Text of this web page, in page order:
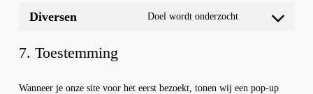
Diversen
Doel wordt onderzocht
diversen
7. Toestemming
Wanneer je onze site voor het eerst bezoekt, tonen wij een pop-up